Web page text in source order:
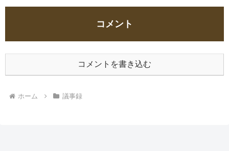
コメント
コメントを書き込む
ホーム 議事録